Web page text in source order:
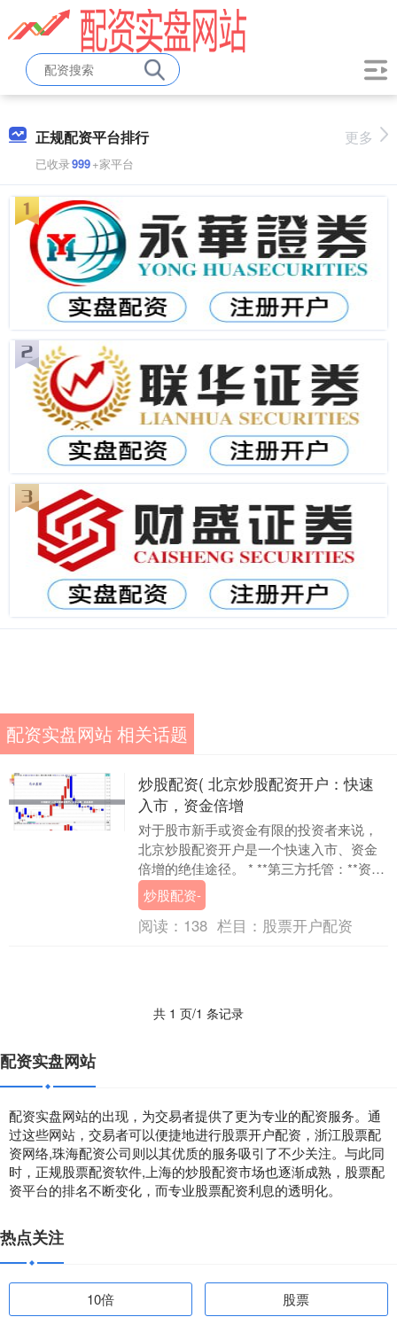
正规配资平台排行
已收录999+家平台
更多
配资实盘网站 相关话题
炒股配资( 北京炒股配资开户：快速
入市，资金倍增
对于股市新手或资金有限的投资者来说，
北京炒股配资开户是一个快速入市、资金
倍增的绝佳途径。 * **第三方托管：**资金
由第三方托管机构监管，确保资金安全。
**....
炒股配资-
阅读： 138 栏目： 股票开户配资
共 1 页/1 条记录
配资实盘网站
配资实盘网站的出现，为交易者提供了更为专业的配资服务。通
过这些网站，交易者可以便捷地进行股票开户配资，浙江股票配
资网络,珠海配资公司则以其优质的服务吸引了不少关注。与此同
时，正规股票配资软件,上海的炒股配资市场也逐渐成熟，股票配
资平台的排名不断变化，而专业股票配资利息的透明化。
热点关注
10倍 股票